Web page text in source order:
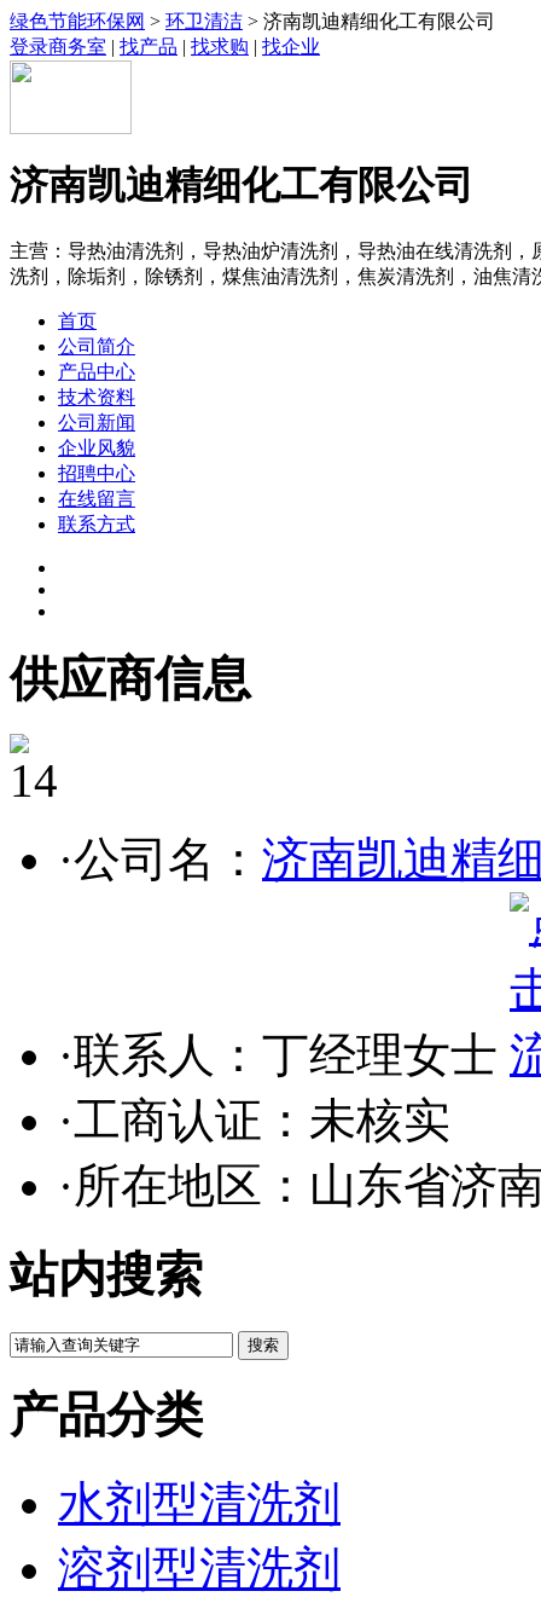
绿色节能环保网 > 环卫清洁 > 济南凯迪精细化工有限公司
登录商务室 | 找产品 | 找求购 | 找企业
济南凯迪精细化工有限公司
主营：导热油清洗剂，导热油炉清洗剂，导热油在线清洗剂
洗剂，除垢剂，除锈剂，煤焦油清洗剂，焦炭清洗剂，油焦清
首页
公司简介
产品中心
技术资料
公司新闻
企业风貌
招聘中心
在线留言
联系方式
供应商信息
14
·公司名： 济南凯迪精
·联系人：丁经理女士
·工商认证： 未核实
·所在地区：山东省济
站内搜索
产品分类
水剂型清洗剂
溶剂型清洗剂